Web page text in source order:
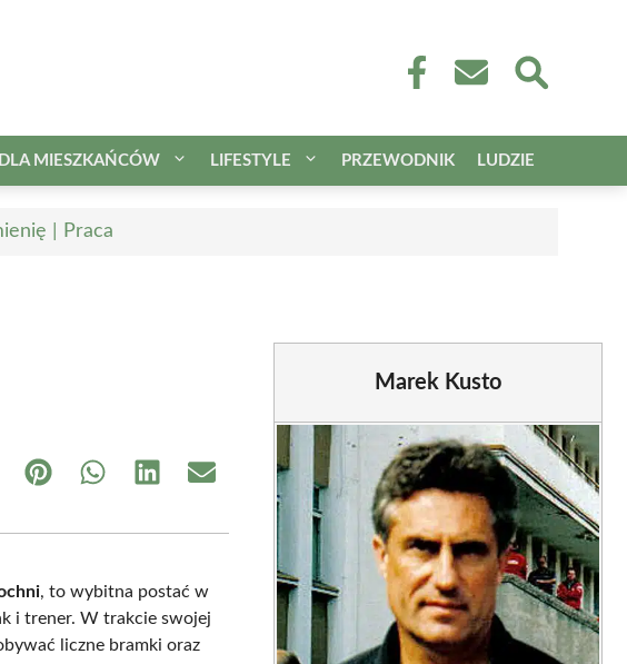
DLA MIESZKAŃCÓW LIFESTYLE PRZEWODNIK LUDZIE
| Praca
Share Share Share Share
, to wybitna postać w
i trener. W trakcie swojej
liczne bramki oraz
Marek Kusto